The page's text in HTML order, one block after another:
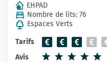
EHPAD
Nombre de lits: 76
Espaces Verts
Tarifs
Avis